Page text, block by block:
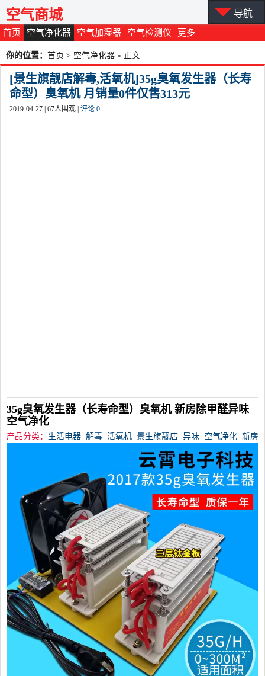
首页 空气净化器 空气加湿器 空气检测仪 更多
空气商城 导航
你的位置： 首页 > 空气净化器 » 正文
[景生旗靓店解毒,活氧机]35g臭氧发生器（长寿
命型）臭氧机 月销量0件仅售313元
2019-04-27 | 67人围观 | 评论:0
35g臭氧发生器（长寿命型）臭氧机 新房除甲醛异味
空气净化
产品分类： 生活电器 解毒 活氧机 景生旗靓店 异味 空气净化 新房